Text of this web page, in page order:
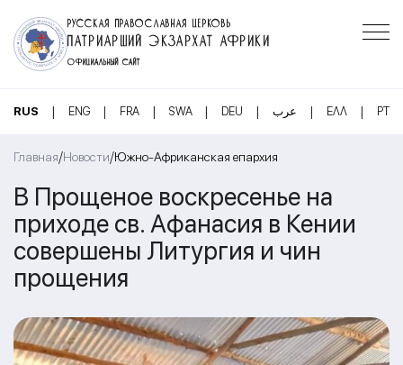
РУССКАЯ ПРАВОСЛАВНАЯ ЦЕРКОВЬ
ПАТРИАРШИЙ ЭКЗАРХАТ АФРИКИ
ОФИЦИАЛЬНЫЙ САЙТ
RUS | ENG | FRA | SWA | DEU | عرب | ΕΛΛ | PT
Главная/Новости/Южно-Африканская епархия
В Прощеное воскресенье на
приходе св. Афанасия в Кении
совершены Литургия и чин
прощения